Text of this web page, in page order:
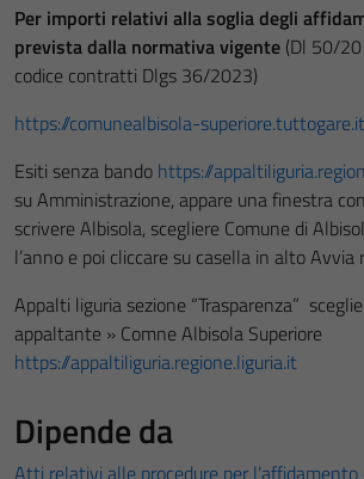
Per importi relativi alla soglia degli
prevista dalla normativa vigente (Dl 50/
codice contratti Dlgs 36/2023)
https://comunealbisola-
Esiti senza bando https://
su Amministrazione, appare una finestra
scrivere Albisola, scegliere Comune di
l’anno e poi cliccare su casella in alto Avvia
Appalti liguria sezione “Trasparenza”
appaltante » Comne Albisola Superiore
https://appaltiliguria.regione.liguria.it
Dipende da
Atti relativi alle procedure per l’affidamento